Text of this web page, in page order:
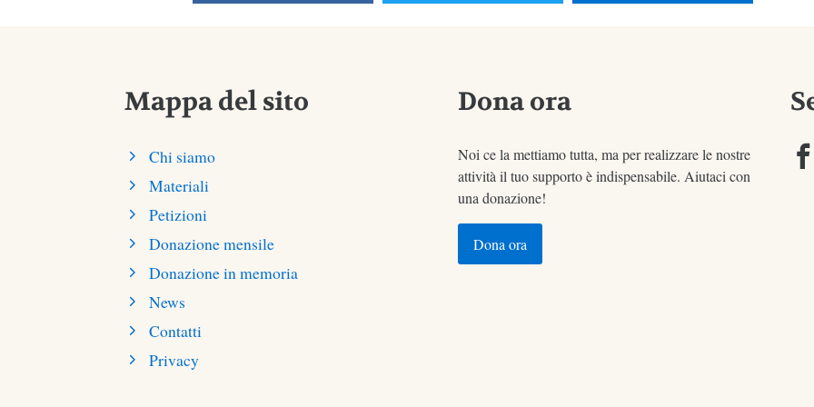
Mappa del sito
Chi siamo
Materiali
Petizioni
Donazione mensile
Donazione in memoria
News
Contatti
Privacy
Dona ora
Noi ce la mettiamo tutta, ma per realizzare le nostre
attività il tuo supporto è indispensabile. Aiutaci con
una donazione!
Dona ora